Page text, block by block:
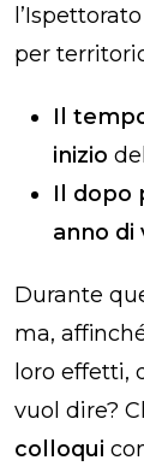
per
Il
inizio
Il dopo
anno di
Durante
ma,
loro effetti,
vuol dire?
colloqui